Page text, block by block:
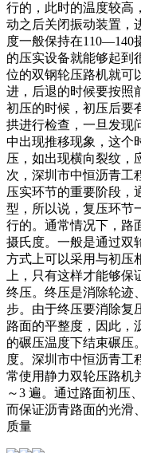
行的，此时的温度较高
动之后关闭振动装置，
度一般保持在110—140
的压实设备就能够起
位的双钢轮压路机就可
进，后退的时候要按照
初压的时候，初压后要
拱进行检查，一旦发现
中出现推移现象，这个
压，如出现横向裂纹，
次，深圳市中恒沥青工
压实环节的重要阶段，
型，所以说，复压环节
行的。通常情况下，路
摄氏度。一般是通过双
方式上可以采用与初压
上，只有这样才能够
终压。终压是消除轮迹
步。由于终压要消除复
路面的平整度，因此，
的碾压温度下结束碾压
度。深圳市中恒沥青工
常使用静力双轮压路机
～3 遍。通过路面初压
而保证沥青路面的光滑
质量